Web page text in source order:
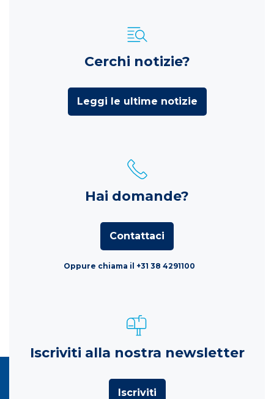
Cerchi notizie?
Leggi le ultime notizie
Hai domande?
Contattaci
Oppure chiama il +31 38 4291100
Iscriviti alla nostra newsletter
Iscriviti